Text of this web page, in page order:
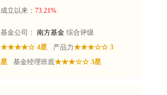
成立以来： 73.21%
基金公司： 南方基金 综合评级
★★★★☆ 4星
产品力★★★☆☆ 3
星
基金经理班底★★★☆☆ 3星